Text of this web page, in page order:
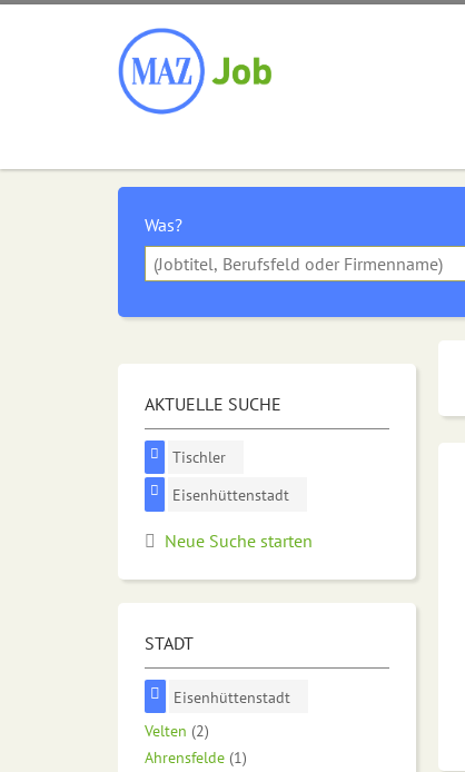
Was?
AKTUELLE SUCHE
Tischler
Eisenhüttenstadt
Neue Suche starten
STADT
Eisenhüttenstadt
Velten (2)
Ahrensfelde (1)